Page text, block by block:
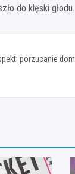
do klęski głodu.
porzucanie